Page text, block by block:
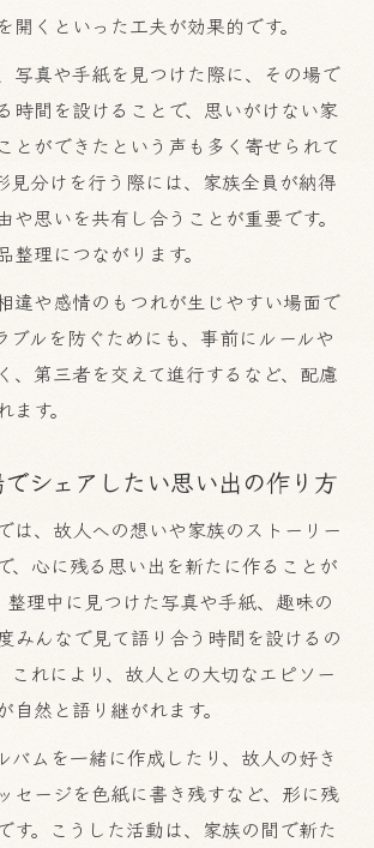
開くといった工夫が効果的です。
写真や手紙を見つけた際に、その場で
時間を設けることで、思いがけない家
とができたという声も多く寄せられて
見分けを行う際には、家族全員が納得
や思いを共有し合うことが重要です。
整理につながります。
違や感情のもつれが生じやすい場面で
ブルを防ぐためにも、事前にルールや
、第三者を交えて進行するなど、配慮
す。
シェアしたい思い出の作り方
は、故人への想いや家族のストーリー
、心に残る思い出を新たに作ることが
整理中に見つけた写真や手紙、趣味の
みんなで見て語り合う時間を設けるの
これにより、故人との大切なエピソー
自然と語り継がれます。
バムを一緒に作成したり、故人の好き
セージを色紙に書き残すなど、形に残
す。こうした活動は、家族の間で新た